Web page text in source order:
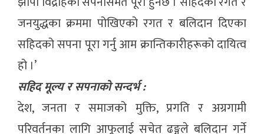
जनयुद्धका क्रममा पोखिएको रगत र बलिदान दिएका
सहिदको सपना पूरा गर्नु आम क्रान्तिकारीहरूको दायित्व
हो ।’
सहिद मूल्य र सपनाको सन्दर्भ :
देश, जनता र समाजको मुक्ति, प्रगति र अग्रगामी
परिवर्तनका लागि आफूलाई सचेत ढङ्गले बलिदान गर्ने